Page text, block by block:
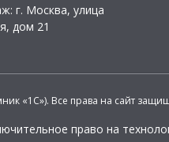
г. Москва, улица
дом 21
«1С»). Все права на сайт
право на